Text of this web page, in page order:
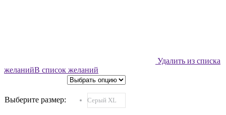
Удалить из списка
желанийВ список желаний
Выберите размер: Серый XL